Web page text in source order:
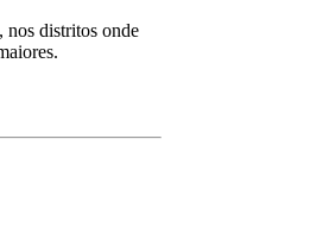
nos distritos onde